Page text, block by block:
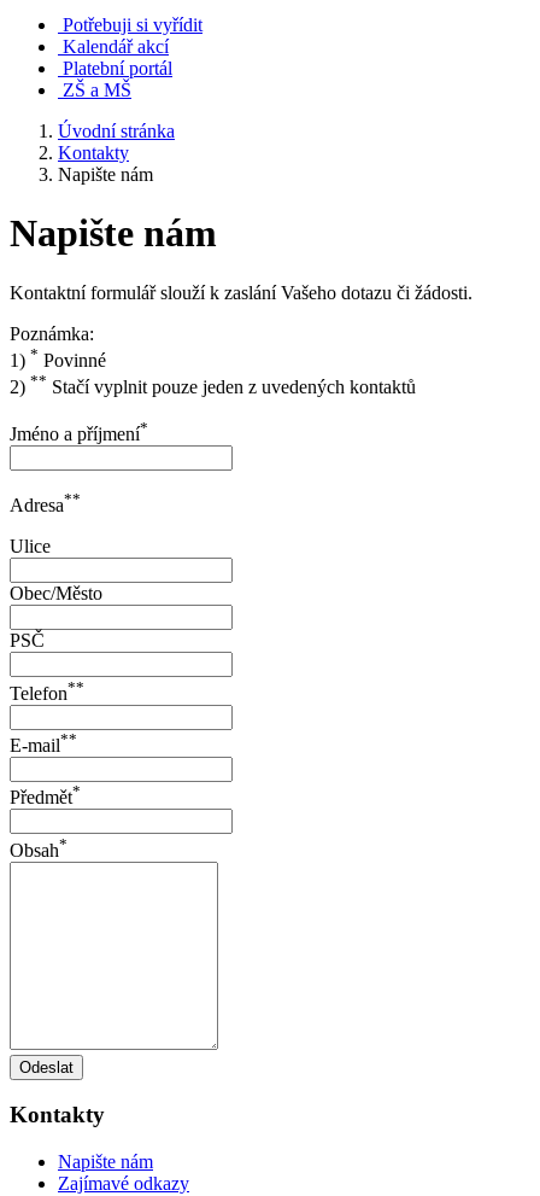
Potřebuji si vyřídit
Kalendář akcí
Platební portál
ZŠ a MŠ
Úvodní stránka
Kontakty
Napište nám
Napište nám
Kontaktní formulář slouží k zaslání Vašeho dotazu či žádosti.
Poznámka:
1) * Povinné
2) ** Stačí vyplnit pouze jeden z uvedených kontaktů
Jméno a příjmení*
Adresa**
Ulice
Obec/Město
PSČ
Telefon**
E-mail**
Předmět*
Obsah*
Odeslat
Kontakty
Napište nám
Zajímavé odkazy